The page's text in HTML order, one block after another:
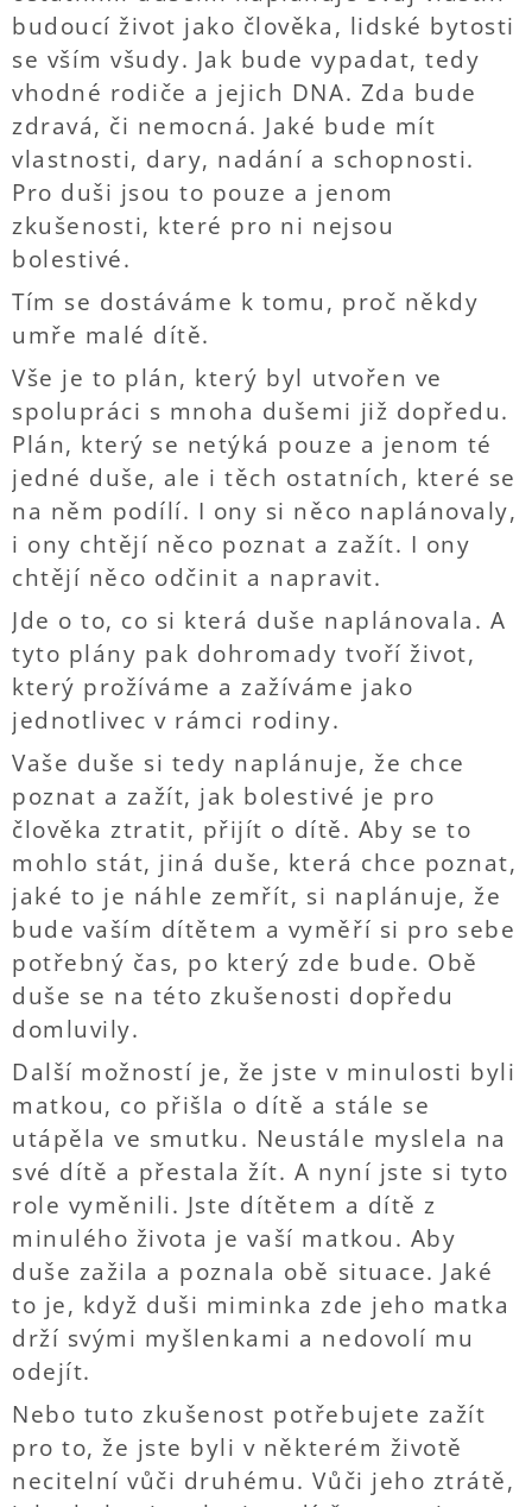
budoucí život jako člověka, lidské bytosti
se vším všudy. Jak bude vypadat, tedy
vhodné rodiče a jejich DNA. Zda bude
zdravá, či nemocná. Jaké bude mít
vlastnosti, dary, nadání a schopnosti.
Pro duši jsou to pouze a jenom
zkušenosti, které pro ni nejsou
bolestivé.
Tím se dostáváme k tomu, proč někdy
umře malé dítě.
Vše je to plán, který byl utvořen ve
spolupráci s mnoha dušemi již dopředu.
Plán, který se netýká pouze a jenom té
jedné duše, ale i těch ostatních, které se
na něm podílí. I ony si něco naplánovaly,
i ony chtějí něco poznat a zažít. I ony
chtějí něco odčinit a napravit.
Jde o to, co si která duše naplánovala. A
tyto plány pak dohromady tvoří život,
který prožíváme a zažíváme jako
jednotlivec v rámci rodiny.
Vaše duše si tedy naplánuje, že chce
poznat a zažít, jak bolestivé je pro
člověka ztratit, přijít o dítě. Aby se to
mohlo stát, jiná duše, která chce poznat,
jaké to je náhle zemřít, si naplánuje, že
bude vaším dítětem a vyměří si pro sebe
potřebný čas, po který zde bude. Obě
duše se na této zkušenosti dopředu
domluvily.
Další možností je, že jste v minulosti byli
matkou, co přišla o dítě a stále se
utápěla ve smutku. Neustále myslela na
své dítě a přestala žít. A nyní jste si tyto
role vyměnili. Jste dítětem a dítě z
minulého života je vaší matkou. Aby
duše zažila a poznala obě situace. Jaké
to je, když duši miminka zde jeho matka
drží svými myšlenkami a nedovolí mu
odejít.
Nebo tuto zkušenost potřebujete zažít
pro to, že jste byli v některém životě
necitelní vůči druhému. Vůči jeho ztrátě,